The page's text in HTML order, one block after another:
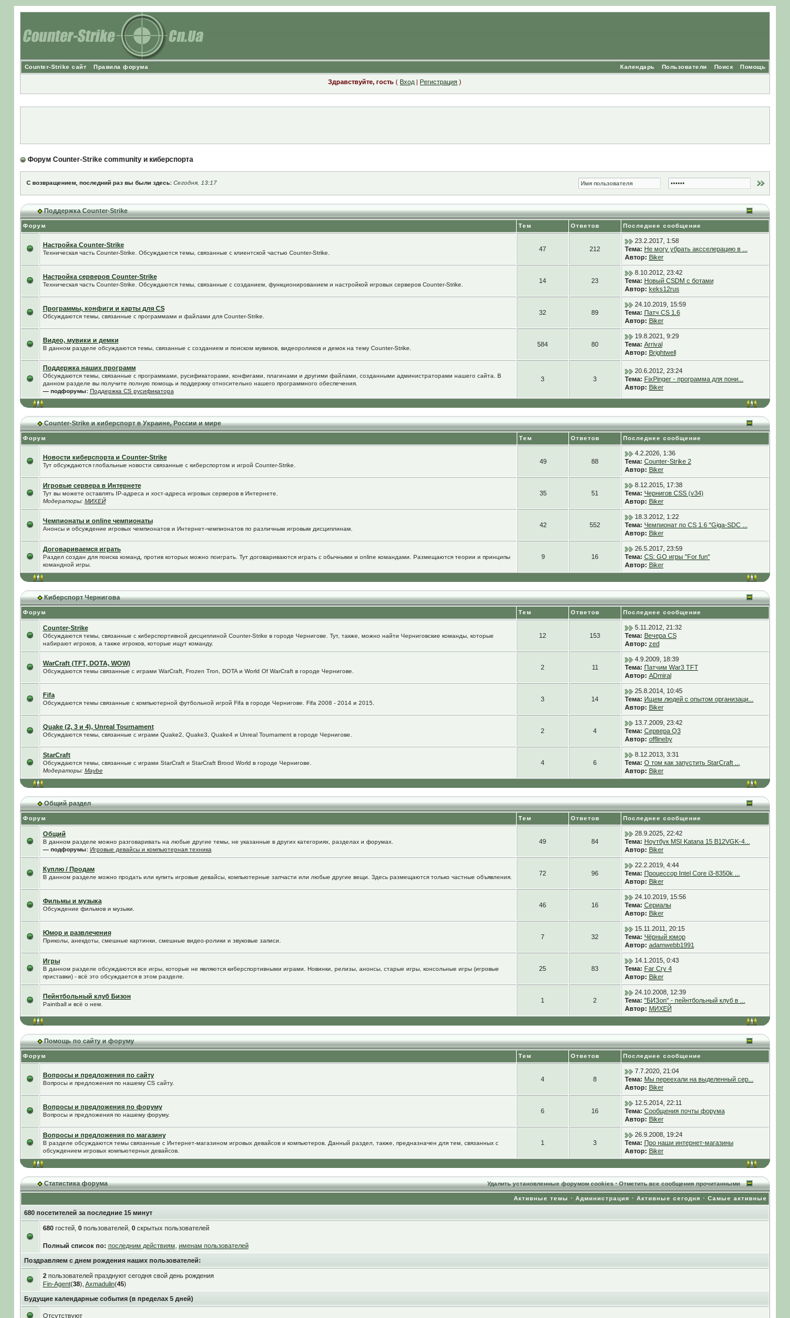
Counter-Strike сайт Правила форума Помощь
Поиск
Пользователи
Календарь
Здравствуйте, гость ( Вход | Регистрация )
Форум Counter-Strike community и киберспорта
С возвращением, последний раз вы были здесь: Сегодня, 13:17
Поддержка Counter-Strike
Форум Тем Ответов Последнее сообщение
Настройка Counter-Strike
Техническая часть Counter-Strike. Обсуждаются темы, связанные с клиентской частью Counter-Strike.
47 212
23.2.2017, 1:58
Тема: Не могу убрать аксселерацию в ...
Автор: Biker
Настройка серверов Counter-Strike
Техническая часть Counter-Strike. Обсуждаются темы, связанные с созданием, функционированием и настройкой игровых серверов Counter-Strike.
14 23
8.10.2012, 23:42
Тема: Новый CSDM с ботами
Автор: keks12rus
Программы, конфиги и карты для CS
Обсуждаются темы, связанные с программами и файлами для Counter-Strike.
32 89
24.10.2019, 15:59
Тема: Патч CS 1.6
Автор: Biker
Видео, мувики и демки
В данном разделе обсуждаются темы, связанные с созданием и поиском мувиков, видеороликов и демок на тему Counter-Strike.
584 80
19.8.2021, 9:29
Тема: Arrival
Автор: Brightwell
Поддержка наших программ
Обсуждаются темы, связанные с программами, русификаторами, конфигами, плагинами и другими файлами, созданными администраторами нашего сайта. В
данном разделе вы получите полную помощь и поддержку относительно нашего программного обеспечения.
— подфорумы: Поддержка CS русификатора
3 3
20.6.2012, 23:24
Тема: FixPinger - программа для пони...
Автор: Biker
Counter-Strike и киберспорт в Украине, России и мире
Форум Тем Ответов Последнее сообщение
Новости киберспорта и Counter-Strike
Тут обсуждаются глобальные новости связанные с киберспортом и игрой Counter-Strike.
49 88
4.2.2026, 1:36
Тема: Counter-Strike 2
Автор: Biker
Игровые сервера в Интернете
Тут вы можете оставлять IP-адреса и хост-адреса игровых серверов в Интернете.
Модераторы: МИХЕЙ
35 51
8.12.2015, 17:38
Тема: Чернигов CSS (v34)
Автор: Biker
Чемпионаты и online чемпионаты
Анонсы и обсуждение игровых чемпионатов и Интернет-чемпионатов по различным игровым дисциплинам.
42 552
18.3.2012, 1:22
Тема: Чемпионат по CS 1.6 "Giga-SDC ...
Автор: Biker
Договариваемся играть
Раздел создан для поиска команд, против которых можно поиграть. Тут договариваются играть с обычными и online командами. Размещаются теории и принципы
командной игры.
9 16
26.5.2017, 23:59
Тема: CS: GO игры "For fun"
Автор: Biker
Киберспорт Чернигова
Форум Тем Ответов Последнее сообщение
Counter-Strike
Обсуждаются темы, связанные с киберспортивной дисциплиной Counter-Strike в городе Чернигове. Тут, также, можно найти Черниговские команды, которые
набирают игроков, а также игроков, которые ищут команду.
12 153
5.11.2012, 21:32
Тема: Вечера CS
Автор: zed
WarCraft (TFT, DOTA, WOW)
Обсуждаются темы связанные с играми WarCraft, Frozen Tron, DOTA и World Of WarCraft в городе Чернигове.
2 11
4.9.2009, 18:39
Тема: Патчим War3 TFT
Автор: ADmiral
Fifa
Обсуждаются темы связанные с компьютерной футбольной игрой Fifa в городе Чернигове. Fifa 2008 - 2014 и 2015.
3 14
25.8.2014, 10:45
Тема: Ищем людей с опытом организаци...
Автор: Biker
Quake (2, 3 и 4), Unreal Tournament
Обсуждаются темы, связанные с играми Quake2, Quake3, Quake4 и Unreal Tournament в городе Чернигове.
2 4
13.7.2009, 23:42
Тема: Сервера Q3
Автор: offlineby
StarCraft
Обсуждаются темы, связанные с играми StarCraft и StarCraft Brood World в городе Чернигове.
Модераторы: Maybe
4 6
8.12.2013, 3:31
Тема: О том как запустить StarCraft ...
Автор: Biker
Общий раздел
Форум Тем Ответов Последнее сообщение
Общий
В данном разделе можно разговаривать на любые другие темы, не указанные в других категориях, разделах и форумах.
— подфорумы: Игровые девайсы и компьютерная техника
49 84
28.9.2025, 22:42
Тема: Ноутбук MSI Katana 15 B12VGK-4...
Автор: Biker
Куплю / Продам
В данном разделе можно продать или купить игровые девайсы, компьютерные запчасти или любые другие вещи. Здесь размещаются только частные объявления.
72 96
22.2.2019, 4:44
Тема: Процессор Intel Core i3-8350k ...
Автор: Biker
Фильмы и музыка
Обсуждение фильмов и музыки.
46 16
24.10.2019, 15:56
Тема: Сериалы
Автор: Biker
Юмор и развлечения
Приколы, анекдоты, смешные картинки, смешные видео-ролики и звуковые записи.
7 32
15.11.2011, 20:15
Тема: Чёрный юмор
Автор: adamwebb1991
Игры
В данном разделе обсуждаются все игры, которые не являются киберспортивными играми. Новинки, релизы, анонсы, старые игры, консольные игры (игровые
приставки) - всё это обсуждается в этом разделе.
25 83
14.1.2015, 0:43
Тема: Far Cry 4
Автор: Biker
Пейнтбольный клуб Бизон
Paintball и всё о нем.
1 2
24.10.2008, 12:39
Тема: "БИЗon" - пейнтбольный клуб в ...
Автор: МИХЕЙ
Помощь по сайту и форуму
Форум Тем Ответов Последнее сообщение
Вопросы и предложения по сайту
Вопросы и предложения по нашему CS сайту.
4 8
7.7.2020, 21:04
Тема: Мы переехали на выделенный сер...
Автор: Biker
Вопросы и предложения по форуму
Вопросы и предложения по нашему форуму.
6 16
12.5.2014, 22:11
Тема: Сообщения почты форума
Автор: Biker
Вопросы и предложения по магазину
В разделе обсуждаются темы связанные с Интернет-магазином игровых девайсов и компьютеров. Данный раздел, также, предназначен для тем, связанных с
обсуждением игровых компьютерных девайсов.
1 3
26.9.2008, 19:24
Тема: Про наши интернет-магазины
Автор: Biker
Статистика форума Удалить установленные форумом cookies·Отметить все сообщения прочитанными
Активные темы · Администрация · Активные сегодня · Самые активные
680 посетителей за последние 15 минут
680гостей, 0пользователей, 0скрытых пользователей
Полный список по: последним действиям именам пользователей
Поздравляем с днем рождения наших пользователей:
2пользователей празднуют сегодня свой день рождения
Fin-Agent(38), Axmadulin(45)
Будущие календарные события (в пределах 5 дней)
Отсутствуют